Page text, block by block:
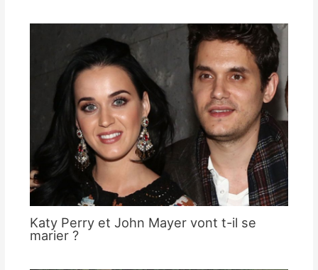
Katy Perry et John Mayer vont t-il se
marier ?